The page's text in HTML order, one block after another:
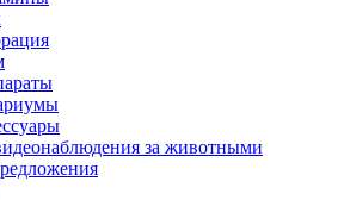
за животными